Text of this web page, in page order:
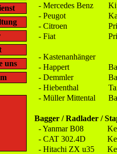
uns
- Mercedes Benz
- Peugot
- Citroen
- Fiat
- Kastenanhänger
- Happert
- Demmler
- Hiebenthal
- Müller Mittental
Bagger / Radlader /
- Yanmar B08
- CAT 302.4D
- Hitachi ZX u35